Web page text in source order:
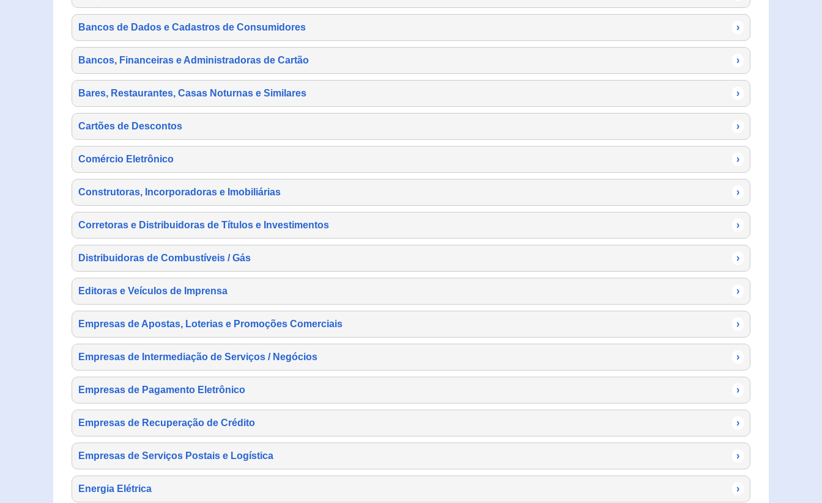
Bancos de Dados e Cadastros de Consumidores ›
Bancos, Financeiras e Administradoras de Cartão ›
Bares, Restaurantes, Casas Noturnas e Similares ›
Cartões de Descontos ›
Comércio Eletrônico ›
Construtoras, Incorporadoras e Imobiliárias ›
Corretoras e Distribuidoras de Títulos e Investimentos ›
Distribuidoras de Combustíveis / Gás ›
Editoras e Veículos de Imprensa ›
Empresas de Apostas, Loterias e Promoções Comerciais ›
Empresas de Intermediação de Serviços / Negócios ›
Empresas de Pagamento Eletrônico ›
Empresas de Recuperação de Crédito ›
Empresas de Serviços Postais e Logística ›
Energia Elétrica ›